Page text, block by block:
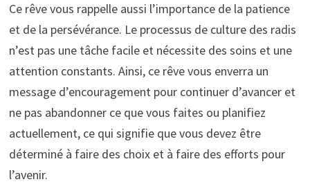
Ce rêve vous rappelle aussi l’importance de la patience
et de la persévérance. Le processus de culture des radis
n’est pas une tâche facile et nécessite des soins et une
attention constants. Ainsi, ce rêve vous enverra un
message d’encouragement pour continuer d’avancer et
ne pas abandonner ce que vous faites ou planifiez
actuellement, ce qui signifie que vous devez être
déterminé à faire des choix et à faire des efforts pour
l’avenir.